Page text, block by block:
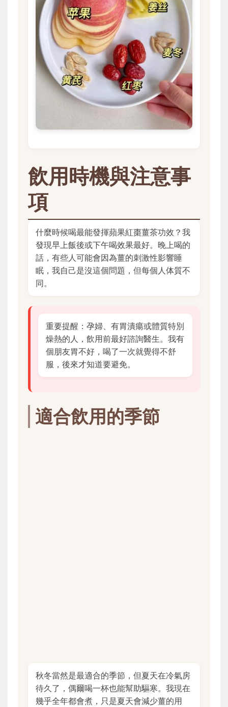
飲用時機與注意事
項
什麼時候喝最能發揮蘋果紅棗薑茶功效？我
發現早上飯後或下午喝效果最好。晚上喝的
話，有些人可能會因為薑的刺激性影響睡
眠，我自己是沒這個問題，但每個人体質不
同。
重要提醒：孕婦、有胃潰瘍或體質特別
燥熱的人，飲用前最好諮詢醫生。我有
個朋友胃不好，喝了一次就覺得不舒
服，後來才知道要避免。
適合飲用的季節
秋冬當然是最適合的季節，但夏天在冷氣房
待久了，偶爾喝一杯也能幫助驅寒。我現在
幾乎全年都會煮，只是夏天會減少薑的用